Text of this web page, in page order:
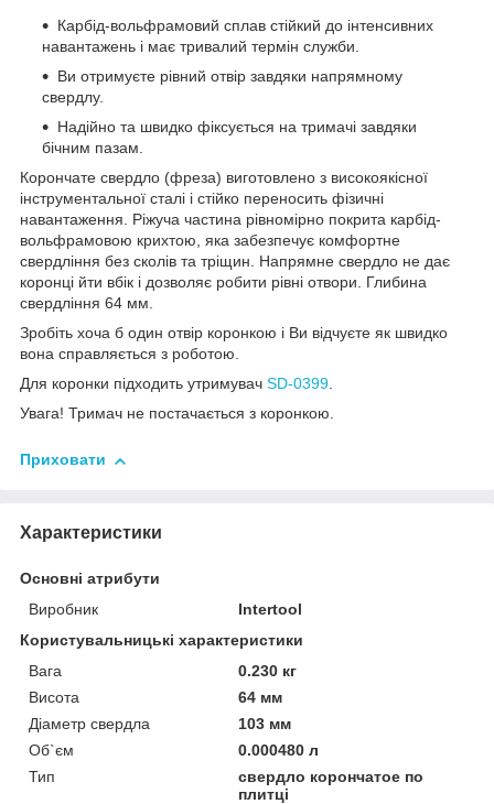
Карбід-вольфрамовий сплав стійкий до інтенсивних
навантажень і має тривалий термін служби.
Ви отримуєте рівний отвір завдяки напрямному
свердлу.
Надійно та швидко фіксується на тримачі завдяки
бічним пазам.
Корончате свердло (фреза) виготовлено з високоякісної
інструментальної сталі і стійко переносить фізичні
навантаження. Ріжуча частина рівномірно покрита карбід-
вольфрамовою крихтою, яка забезпечує комфортне
свердління без сколів та тріщин. Напрямне свердло не дає
коронці йти вбік і дозволяє робити рівні отвори. Глибина
свердління 64 мм.
Зробіть хоча б один отвір коронкою і Ви відчуєте як швидко
вона справляється з роботою.
Для коронки підходить утримувач SD-0399.
Увага! Тримач не постачається з коронкою.
Приховати
Характеристики
Основні атрибути
Виробник
Intertool
Користувальницькі характеристики
Вага
0.230 кг
Висота
64 мм
Діаметр свердла
103 мм
Об`єм
0.000480 л
Тип
свердло корончатое по
плитці